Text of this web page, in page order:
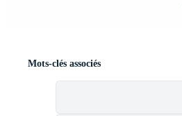
Mots-clés associés